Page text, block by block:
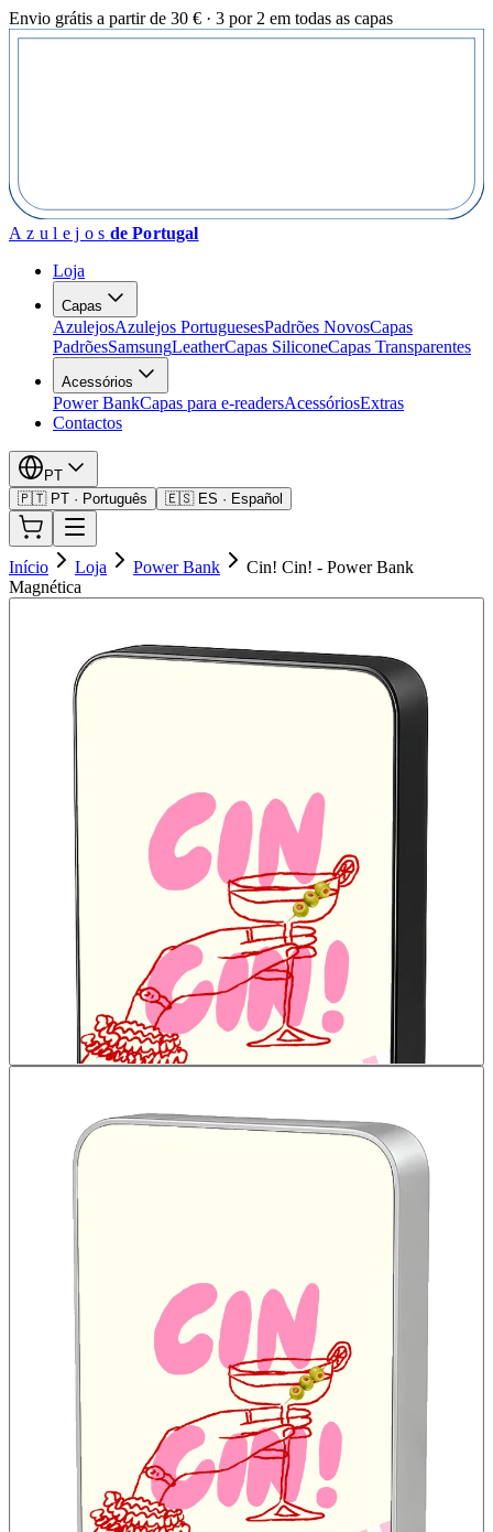
Envio grátis a partir de 30 € · 3 por 2 em todas as capas
Azulejos de Portugal
Loja
Capas
AzulejosAzulejos PortuguesesPadrões NovosCapas
PadrõesSamsungLeatherCapas SiliconeCapas Transparentes
Acessórios
Power BankCapas para e-readersAcessóriosExtras
Contactos
PT
🇵🇹 PT · Português
🇪🇸 ES · Español
Início Loja Power Bank
Cin! Cin! - Power Bank
Magnética